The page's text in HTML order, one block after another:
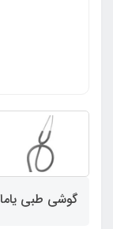
گوشی طبی